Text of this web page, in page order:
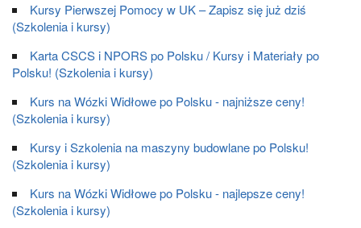
Kursy Pierwszej Pomocy w UK – Zapisz się już dziś
(Szkolenia i kursy)
Karta CSCS i NPORS po Polsku / Kursy i Materiały po
Polsku! (Szkolenia i kursy)
Kurs na Wózki Widłowe po Polsku - najniższe ceny!
(Szkolenia i kursy)
Kursy i Szkolenia na maszyny budowlane po Polsku!
(Szkolenia i kursy)
Kurs na Wózki Widłowe po Polsku - najlepsze ceny!
(Szkolenia i kursy)